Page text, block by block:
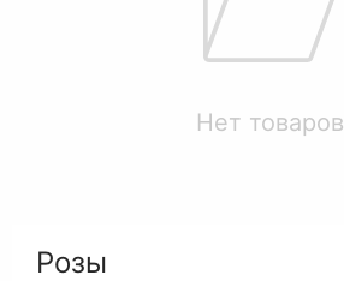
Нет товаров
Розы